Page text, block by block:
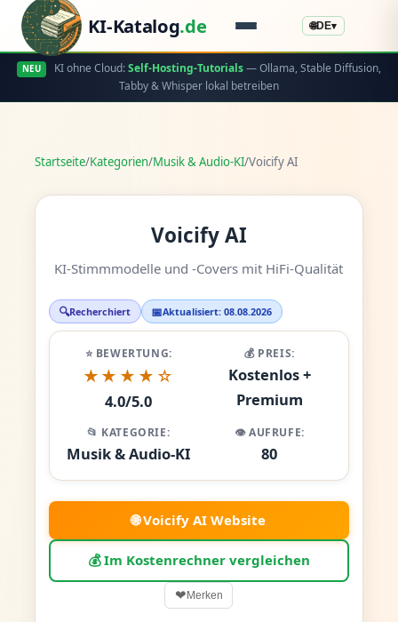
KI-Katalog.de 🌐DE▾
NEU KI ohne Cloud:Self-Hosting-Tutorials— Ollama, Stable Diffusion,
Tabby & Whisper lokal betreiben
Startseite/Kategorien/Musik & Audio-KI/Voicify AI
Voicify AI
KI-Stimmmodelle und -Covers mit HiFi-Qualität
🔍Recherchiert 📅Aktualisiert: 08.08.2026
⭐ BEWERTUNG:
★★★★☆
4.0/5.0
💰 PREIS:
Kostenlos +
Premium
📂 KATEGORIE:
Musik & Audio-KI
👁️ AUFRUFE:
80
🌐 Voicify AI Website
💰 Im Kostenrechner vergleichen
❤Merken